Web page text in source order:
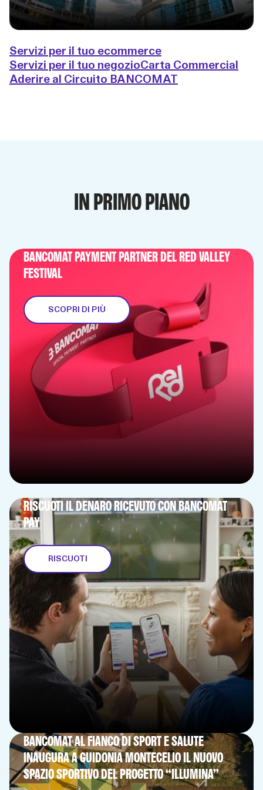
Servizi per il tuo ecommerce
Servizi per il tuo negozioCarta Commercial
Aderire al Circuito BANCOMAT
IN PRIMO PIANO
BANCOMAT PAYMENT PARTNER DEL RED VALLEY
FESTIVAL
SCOPRI DI PIÙ
RISCUOTI IL DENARO RICEVUTO CON BANCOMAT
PAY
RISCUOTI
BANCOMAT AL FIANCO DI SPORT E SALUTE
INAUGURA A GUIDONIA MONTECELIO IL NUOVO
SPAZIO SPORTIVO DEL PROGETTO “ILLUMINA”